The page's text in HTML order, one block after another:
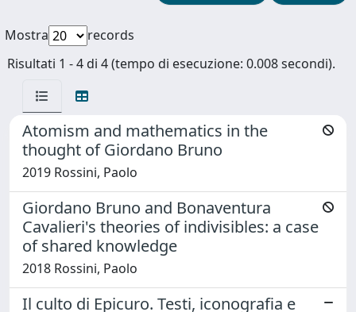
Mostra
records
Risultati 1 - 4 di 4 (tempo di esecuzione: 0.008 secondi).
Atomism and mathematics in the
thought of Giordano Bruno
2019 Rossini, Paolo
Giordano Bruno and Bonaventura
Cavalieri's theories of indivisibles: a case
of shared knowledge
2018 Rossini, Paolo
Il culto di Epicuro. Testi, iconografia e